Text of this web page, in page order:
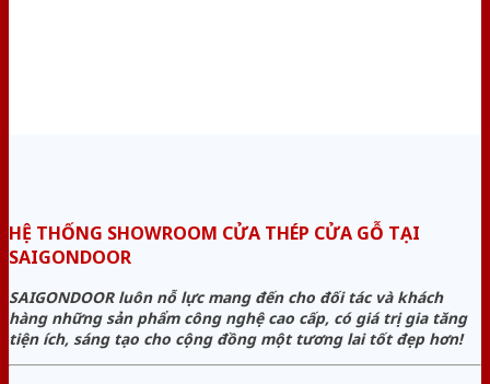
HỆ THỐNG SHOWROOM CỬA THÉP CỬA GỖ TẠI
SAIGONDOOR
SAIGONDOOR luôn nỗ lực mang đến cho đối tác và khách
hàng những sản phẩm công nghệ cao cấp, có giá trị gia tăng
tiện ích, sáng tạo cho cộng đồng một tương lai tốt đẹp hơn!